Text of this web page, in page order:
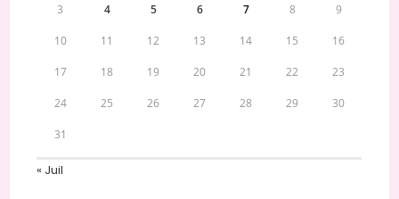
3 4 5 6 7 8 9
10 11 12 13 14 15 16
17 18 19 20 21 22 23
24 25 26 27 28 29 30
31
« Juil